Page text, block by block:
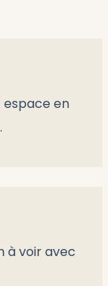
espace en
à voir avec